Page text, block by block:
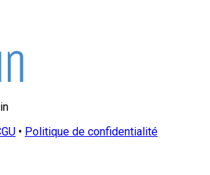
• Politique de confidentialité